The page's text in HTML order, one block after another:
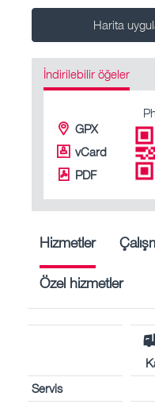
Harita
İndirilebilir öğeler
GPX
vCard
PDF
Hizmetler
Özel hizmetler
Servis